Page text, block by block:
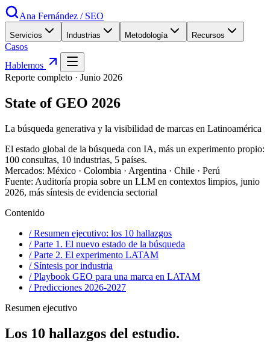
Ana Fernández / SEO
Servicios Industrias Metodología Recursos
Casos
Hablemos
Reporte completo · Junio 2026
State of GEO 2026
La búsqueda generativa y la visibilidad de marcas en Latinoamérica
El estado global de la búsqueda con IA, más un experimento propio:
100 consultas, 10 industrias, 5 países.
Mercados: México · Colombia · Argentina · Chile · Perú
Fuente: Auditoría propia sobre un LLM en contextos limpios, junio
2026, más síntesis de evidencia sectorial
Contenido
/ Resumen ejecutivo: los 10 hallazgos
/ Parte 1. El nuevo estado de la búsqueda
/ Parte 2. El experimento LATAM
/ Síntesis por industria
/ Playbook GEO para una marca en LATAM
/ Predicciones 2026-2027
Resumen ejecutivo
Los 10 hallazgos del estudio.